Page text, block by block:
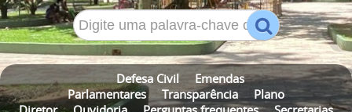
Defesa Civil
Emendas
Parlamentares
Transparência
Plano